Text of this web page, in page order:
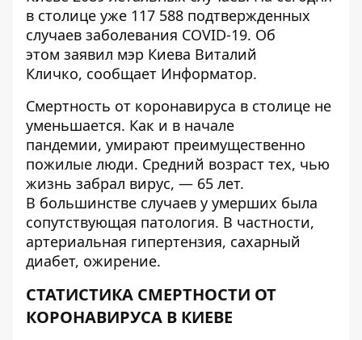
в столице уже 117 588 подтвержденных
случаев заболевания COVID-19. Об
этом заявил мэр Киева Виталий
Кличко, сообщает Информатор.
Смертность от коронавируса в столице не
уменьшается. Как и в начале
пандемии, умирают преимущественно
пожилые люди. Средний возраст тех, чью
жизнь забрал вирус, — 65 лет.
В большинстве случаев у умерших была
сопутствующая патология. В частности,
артериальная гипертензия, сахарный
диабет, ожирение.
СТАТИСТИКА СМЕРТНОСТИ ОТ
КОРОНАВИРУСА В КИЕВЕ